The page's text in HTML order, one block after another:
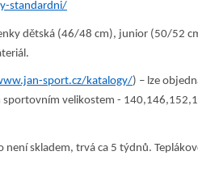
standardni/
dětská (46/48 cm), junior (50/52
sport.cz/katalogy/) – lze
velikostem -
není skladem, trvá ca 5 týdnů.